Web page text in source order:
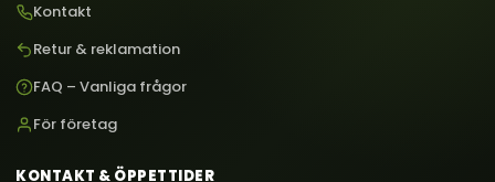
Kontakt
Retur & reklamation
FAQ – Vanliga frågor
För företag
KONTAKT & ÖPPETTIDER